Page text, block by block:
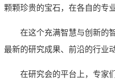
颗颗珍贵的宝石，在各自的专
在这个充满智慧与创新的
最新的研究成果、前沿的行业
在研究会的平台上，专家